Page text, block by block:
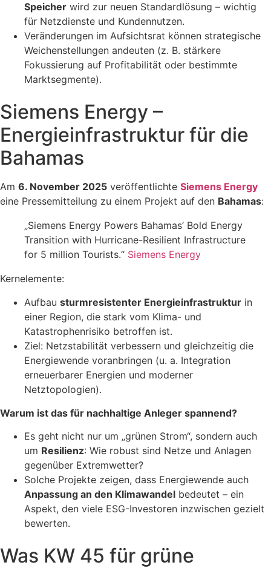
Speicher wird zur neuen Standardlösung – wichtig
für Netzdienste und Kundennutzen.
Veränderungen im Aufsichtsrat können strategische
Weichenstellungen andeuten (z. B. stärkere
Fokussierung auf Profitabilität oder bestimmte
Marktsegmente).
Siemens Energy –
Energieinfrastruktur für die
Bahamas
Am 6. November 2025 veröffentlichte Siemens Energy
eine Pressemitteilung zu einem Projekt auf den Bahamas:
„Siemens Energy Powers Bahamas’ Bold Energy
Transition with Hurricane-Resilient Infrastructure
for 5 million Tourists.“ Siemens Energy
Kernelemente:
Aufbau sturmresistenter Energieinfrastruktur in
einer Region, die stark vom Klima- und
Katastrophenrisiko betroffen ist.
Ziel: Netzstabilität verbessern und gleichzeitig die
Energiewende voranbringen (u. a. Integration
erneuerbarer Energien und moderner
Netztopologien).
Warum ist das für nachhaltige Anleger spannend?
Es geht nicht nur um „grünen Strom“, sondern auch
um Resilienz: Wie robust sind Netze und Anlagen
gegenüber Extremwetter?
Solche Projekte zeigen, dass Energiewende auch
Anpassung an den Klimawandel bedeutet – ein
Aspekt, den viele ESG-Investoren inzwischen gezielt
bewerten.
Was KW 45 für grüne